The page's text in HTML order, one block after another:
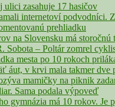
zasahuje 17 hasičov
internetoví podvodníci. Z
prehliadku
na Slovensku má storočnú
– Poltár zomrel
mesta po 10 rokoch
áut, v krvi mala takmer dve
mamičky na piknik
Sama podala výpoveď
gymnázia má 10 rokov. Je